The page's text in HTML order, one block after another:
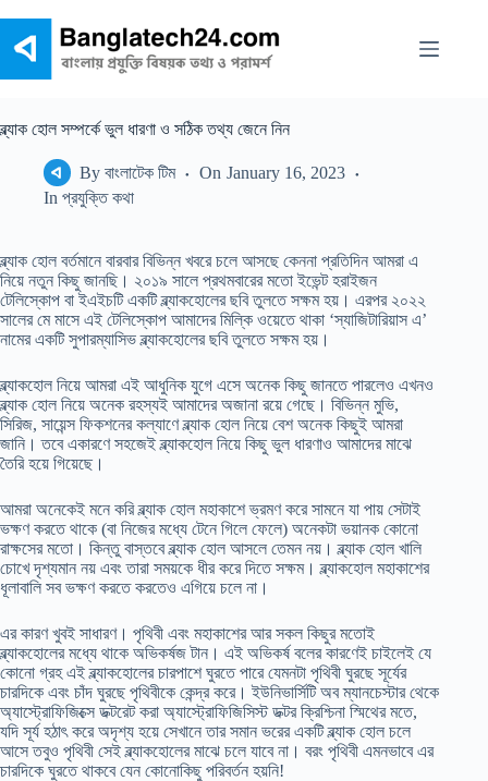
content
ব্ল্যাক হোল সম্পর্কে ভুল ধারণা ও সঠিক তথ্য জেনে নিন
By বাংলাটেক টিম On January 16, 2023
In প্রযুক্তি কথা
ব্ল্যাক হোল বর্তমানে বারবার বিভিন্ন খবরে চলে আসছে কেননা প্রতিদিন আমরা এ
নিয়ে নতুন কিছু জানছি। ২০১৯ সালে প্রথমবারের মতো ইভেন্ট হরাইজন
টেলিস্কোপ বা ইএইচটি একটি ব্ল্যাকহোলের ছবি তুলতে সক্ষম হয়। এরপর ২০২২
সালের মে মাসে এই টেলিস্কোপ আমাদের মিল্কি ওয়েতে থাকা ‘স্যাজিটারিয়াস এ’
নামের একটি সুপারম্যাসিভ ব্ল্যাকহোলের ছবি তুলতে সক্ষম হয়।
ব্ল্যাকহোল নিয়ে আমরা এই আধুনিক যুগে এসে অনেক কিছু জানতে পারলেও এখনও
ব্ল্যাক হোল নিয়ে অনেক রহস্যই আমাদের অজানা রয়ে গেছে। বিভিন্ন মুভি,
সিরিজ, সায়েন্স ফিকশনের কল্যাণে ব্ল্যাক হোল নিয়ে বেশ অনেক কিছুই আমরা
জানি। তবে একারণে সহজেই ব্ল্যাকহোল নিয়ে কিছু ভুল ধারণাও আমাদের মাঝে
তৈরি হয়ে গিয়েছে।
আমরা অনেকেই মনে করি ব্ল্যাক হোল মহাকাশে ভ্রমণ করে সামনে যা পায় সেটাই
ভক্ষণ করতে থাকে (বা নিজের মধ্যে টেনে গিলে ফেলে) অনেকটা ভয়ানক কোনো
রাক্ষসের মতো। কিন্তু বাস্তবে ব্ল্যাক হোল আসলে তেমন নয়। ব্ল্যাক হোল খালি
চোখে দৃশ্যমান নয় এবং তারা সময়কে ধীর করে দিতে সক্ষম। ব্ল্যাকহোল মহাকাশের
ধূলাবালি সব ভক্ষণ করতে করতেও এগিয়ে চলে না।
এর কারণ খুবই সাধারণ। পৃথিবী এবং মহাকাশের আর সকল কিছুর মতোই
ব্ল্যাকহোলের মধ্যে থাকে অভিকর্ষজ টান। এই অভিকর্ষ বলের কারণেই চাইলেই যে
কোনো গ্রহ এই ব্ল্যাকহোলের চারপাশে ঘুরতে পারে যেমনটা পৃথিবী ঘুরছে সূর্যের
চারদিকে এবং চাঁদ ঘুরছে পৃথিবীকে কেন্দ্র করে। ইউনিভার্সিটি অব ম্যানচেস্টার থেকে
অ্যাস্ট্রোফিজিক্সে ডক্টরেট করা অ্যাস্ট্রোফিজিসিস্ট ডক্টর ক্রিশ্চিনা স্মিথের মতে,
যদি সূর্য হঠাৎ করে অদৃশ্য হয়ে সেখানে তার সমান ভরের একটি ব্ল্যাক হোল চলে
আসে তবুও পৃথিবী সেই ব্ল্যাকহোলের মাঝে চলে যাবে না। বরং পৃথিবী এমনভাবে এর
চারদিকে ঘুরতে থাকবে যেন কোনোকিছু পরিবর্তন হয়নি!